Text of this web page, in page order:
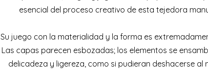
esencial del proceso creativo de esta tejedora
Su juego con la materialidad y la forma es
Las capas parecen esbozadas; los elementos se
delicadeza y ligereza, como si pudieran deshacerse al